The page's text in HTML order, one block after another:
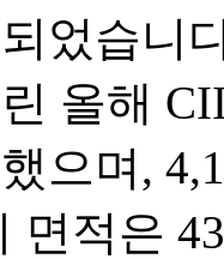
었습니
올해
으며,
면적은